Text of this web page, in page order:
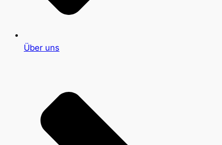
Über uns